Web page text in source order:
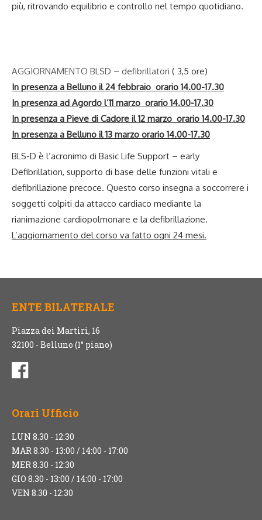
più, ritrovando equilibrio e controllo nel tempo quotidiano.
AGGIORNAMENTO BLSD – defibrillatori ( 3,5 ore)
In presenza a Belluno il 24 febbraio orario 14.00-17.30
In presenza ad Agordo l’11 marzo orario 14.00-17.30
In presenza a Pieve di Cadore il 12 marzo orario 14.00-17.30
In presenza a Belluno il 13 marzo orario 14.00-17.30
BLS-D è l’acronimo di Basic Life Support – early
Defibrillation, supporto di base delle funzioni vitali e
defibrillazione precoce. Questo corso insegna a soccorrere i
soggetti colpiti da attacco cardiaco mediante la
rianimazione cardiopolmonare e la defibrillazione.
L’aggiornamento del corso va fatto ogni 24 mesi.
ENTE BILATERALE
Piazza dei Martiri, 16
32100 - Belluno (1° piano)
Orari Ufficio
LUN 8.30 - 12:30
MAR 8.30 - 13:00 / 14:00 - 17:00
MER 8.30 - 12:30
GIO 8.30 - 13:00 / 14:00 - 17:00
VEN 8.30 - 12:30